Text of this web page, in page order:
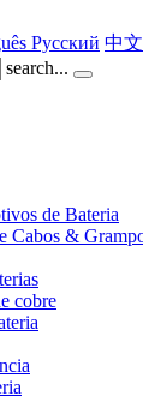
Pусский 中文
search...
de Bateria
Cabos &
cobre